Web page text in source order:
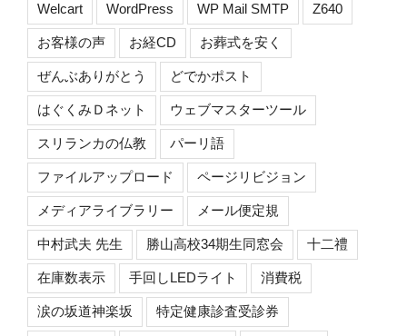
Welcart WordPress WP Mail SMTP Z640
お客様の声 お経CD お葬式を安く
ぜんぶありがとう どでかポスト
はぐくみＤネット ウェブマスターツール
スリランカの仏教 パーリ語
ファイルアップロード ページリビジョン
メディアライブラリー メール便定規
中村武夫 先生 勝山高校34期生同窓会 十二禮
在庫数表示 手回しLEDライト 消費税
涙の坂道神楽坂 特定健康診査受診券